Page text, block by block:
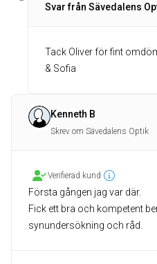
Svar från Sävedalens
Tack Oliver för fint
& Sofia
Kenneth B
Skrev om Sävedalens Optik
Verifierad kund
Första gången jag var där.
Fick ett bra och kompetent